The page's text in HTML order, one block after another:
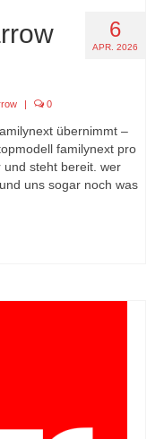
6
APR. 2026
0
übernimmt –
familynext pro
steht bereit. wer
uns sogar noch was